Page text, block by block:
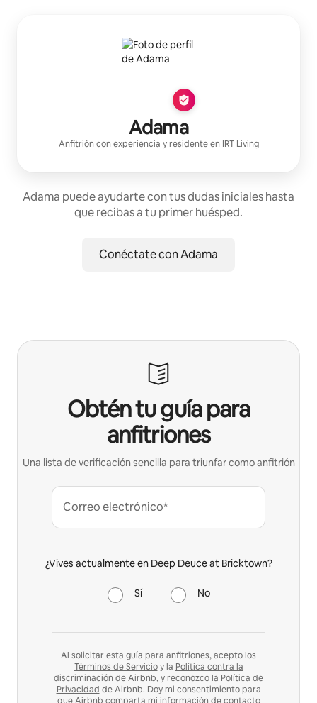
Adama
Anfitrión con experiencia y residente en IRT Living
Adama puede ayudarte con tus dudas iniciales hasta
que recibas a tu primer huésped.
Conéctate con Adama
Obtén tu guía para
anfitriones
Una lista de verificación sencilla para triunfar como anfitrión
Correo electrónico*
¿Vives actualmente en Deep Deuce at Bricktown?
Sí No
Al solicitar esta guía para anfitriones, acepto los
Términos de Servicioy la Política contra la
discriminación de Airbnb,y reconozco la Política de
Privacidad de Airbnb. Doy mi consentimiento para
que Airbnb comparta mi información de contacto